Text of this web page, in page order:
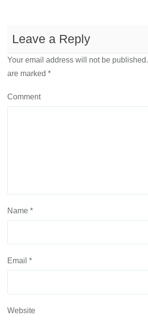
Leave a Reply
Your email address will not be published.
are marked *
Comment
Name *
Email *
Website